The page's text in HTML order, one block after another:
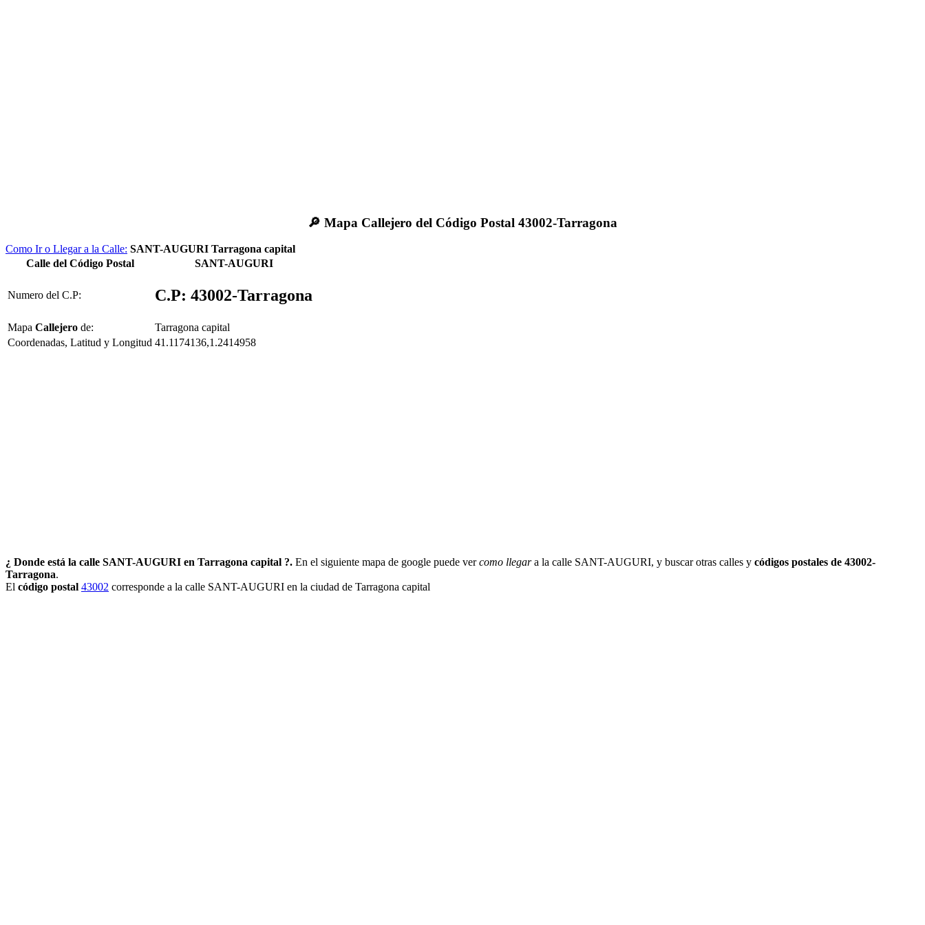
🔎 Mapa Callejero del Código Postal 43002-Tarragona
Como Ir o Llegar a la Calle: SANT-AUGURI Tarragona capital
Calle del Código Postal
SANT-AUGURI
Numero del C.P: C.P: 43002-Tarragona
Mapa Callejero de:
Tarragona capital
Coordenadas, Latitud y Longitud 41.1174136,1.2414958
¿ Donde está la calle SANT-AUGURI en Tarragona capital ?. En el siguiente mapa de google puede vercomo llegara la calle SANT-AUGURI, y buscar otras calles y códigos postales de 43002-
Tarragona.
El código postal 43002 corresponde a la calle SANT-AUGURI en la ciudad de Tarragona capital